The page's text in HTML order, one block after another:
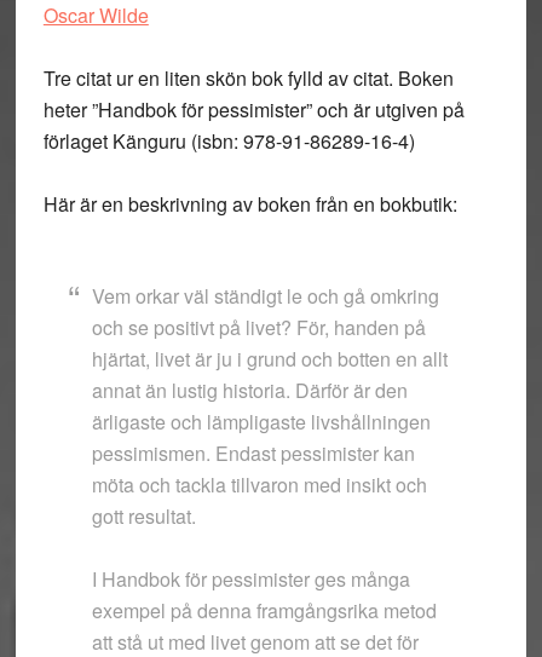
Oscar Wilde
Tre citat ur en liten skön bok fylld av citat. Boken
heter ”Handbok för pessimister” och är utgiven på
förlaget Känguru (isbn: 978-91-86289-16-4)
Här är en beskrivning av boken från en bokbutik:
Vem orkar väl ständigt le och gå omkring
och se positivt på livet? För, handen på
hjärtat, livet är ju i grund och botten en allt
annat än lustig historia. Därför är den
ärligaste och lämpligaste livshållningen
pessimismen. Endast pessimister kan
möta och tackla tillvaron med insikt och
gott resultat.
I Handbok för pessimister ges många
exempel på denna framgångsrika metod
att stå ut med livet genom att se det för